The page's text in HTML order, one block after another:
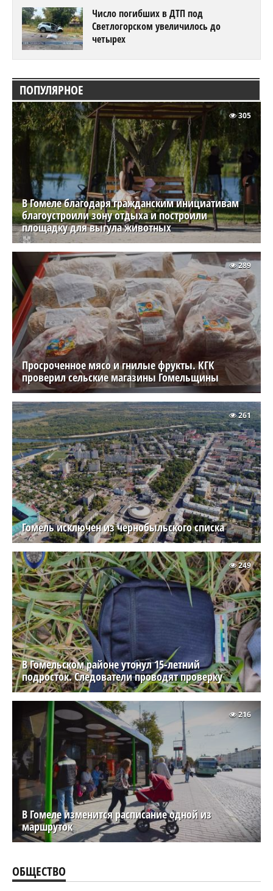
Число погибших в ДТП под
Светлогорском увеличилось до
четырех
ПОПУЛЯРНОЕ
В Гомеле благодаря гражданским инициативам
благоустроили зону отдыха и построили
площадку для выгула животных
305
Просроченное мясо и гнилые фрукты. КГК
проверил сельские магазины Гомельщины
289
Гомель исключен из чернобыльского списка
261
В Гомельском районе утонул 15-летний
подросток. Следователи проводят проверку
249
В Гомеле изменится расписание одной из
маршруток
216
ОБЩЕСТВО